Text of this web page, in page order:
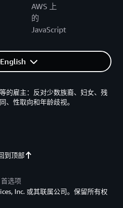
AWS 上
的
JavaScript
English
到顶部
的雇主：反对少数族裔、妇女、残
、性取向和年龄歧视。
选项
Inc. 或其联属公司。保留所有权